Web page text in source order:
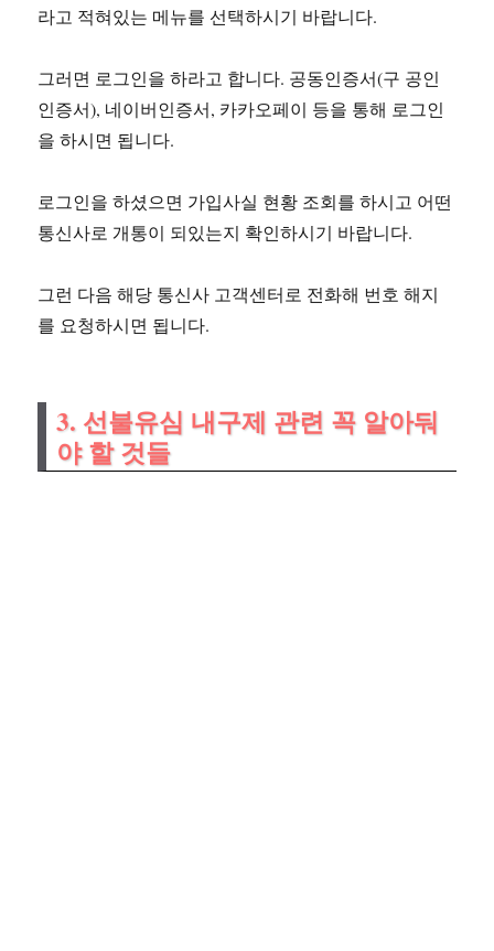
라고 적혀있는 메뉴를 선택하시기 바랍니다.
그러면 로그인을 하라고 합니다. 공동인증서(구 공인
인증서), 네이버인증서, 카카오페이 등을 통해 로그인
을 하시면 됩니다.
로그인을 하셨으면 가입사실 현황 조회를 하시고 어떤
통신사로 개통이 되있는지 확인하시기 바랍니다.
그런 다음 해당 통신사 고객센터로 전화해 번호 해지
를 요청하시면 됩니다.
3. 선불유심 내구제 관련 꼭 알아둬
야 할 것들